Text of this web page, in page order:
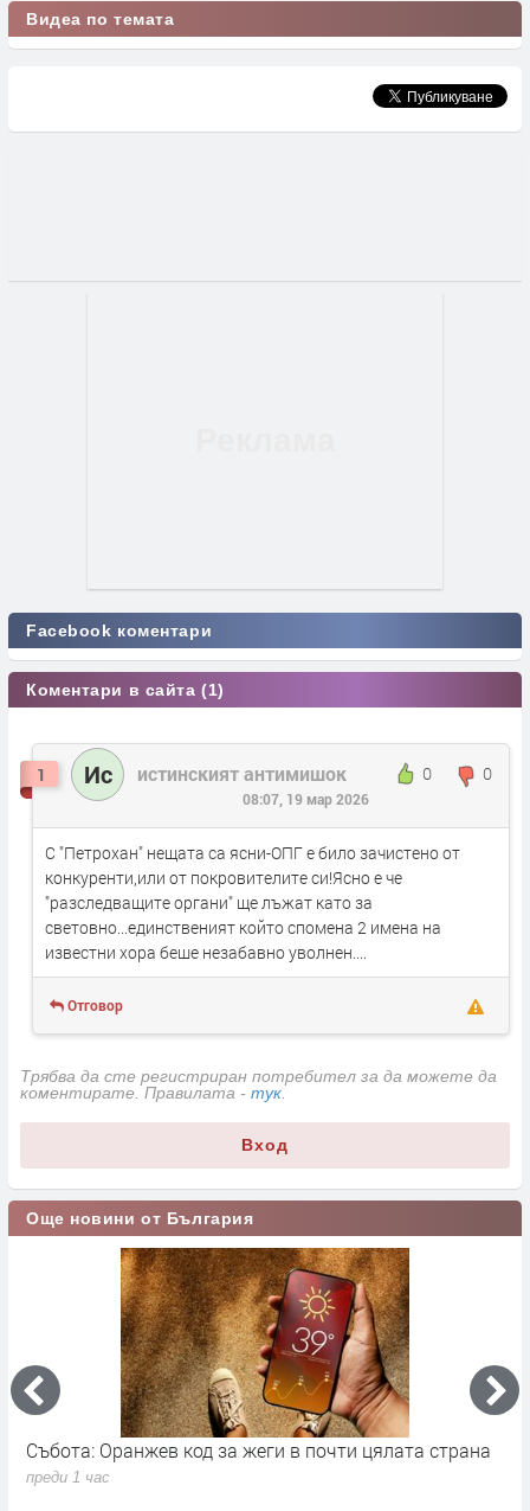
Видеа по темата
Facebook коментари
Коментари в сайта (1)
1 Ис истинският антимишок 0 0
08:07, 19 мар 2026
С "Петрохан" нещата са ясни-ОПГ е било зачистено от
конкуренти,или от покровителите си!Ясно е че
"разследващите органи" ще лъжат като за
световно...единственият който спомена 2 имена на
известни хора беше незабавно уволнен....
Отговор
Трябва да сте регистриран потребител за да можете да
коментирате. Правилата - тук.
Вход
Още новини от България
Събота: Оранжев код за жеги в почти цялата страна
преди 1 час